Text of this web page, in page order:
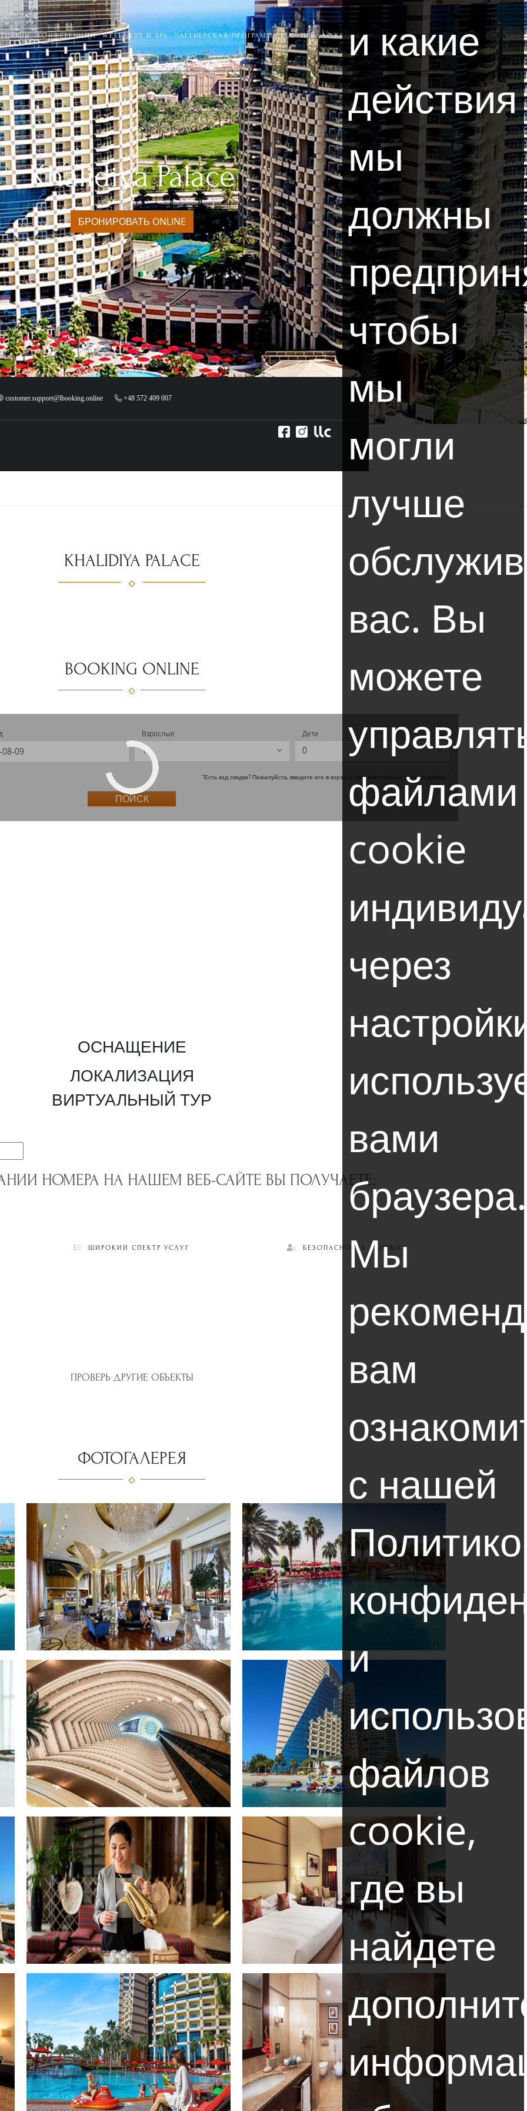
КОНФЕРЕНЦИИ WELLNESS И SPA ПАРТНЕРСКАЯ ПРОГРАММА LLC ПРЕДЛОЖЕНИЯ RU
Khalidiya Palace
БРОНИРОВАТЬ ONLINE
customer.support@lbooking.online +48 572 409 007
KHALIDIYA PALACE
BOOKING ONLINE
Взрослые
1
Дети
0
"Есть код скидки? Пожалуйста, введите его в корзине при завершении бронирования."
ПОИСК
ОСНАЩЕНИЕ
ЛОКАЛИЗАЦИЯ
ВИРТУАЛЬНЫЙ ТУР
НОМЕРА НА НАШЕМ ВЕБ-САЙТЕ ВЫ ПОЛУЧАЕТЕ:
ШИРОКИЙ СПЕКТР УСЛУГ БЕЗОПАСНОСТЬ ДАННЫХ
ПРОВЕРЬ ДРУГИЕ ОБЪЕКТЫ
ФОТОГАЛЕРЕЯ
и какие
действия
мы
должны
чтобы
мы
могли
лучше
вас. Вы
можете
файлами
cookie
через
вами
браузера.
Мы
вам
с нашей
и
файлов
cookie,
где вы
найдете